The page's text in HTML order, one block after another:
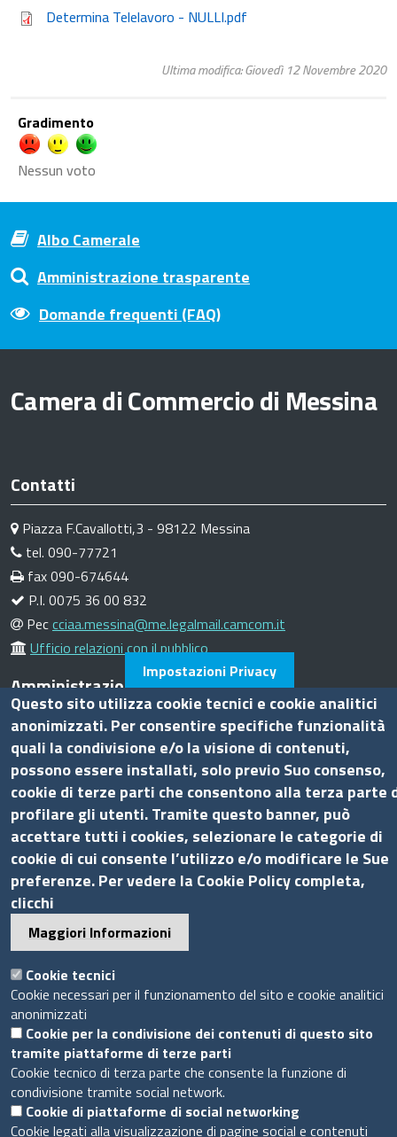
Determina Telelavoro - NULLI.pdf
Ultima modifica: Giovedì 12 Novembre 2020
Gradimento
Nessun voto
Albo Camerale
Amministrazione trasparente
Domande frequenti (FAQ)
Camera di Commercio di Messina
Contatti
Piazza F.Cavallotti,3 - 98122 Messina
tel. 090-77721
fax 090-674644
P.I. 0075 36 00 832
Peccciaa.messina@me.legalmail.camcom.it
Ufficio relazioni con il pubblico
Amministrazione trasparente
Bandi di gara
Bilanci
Concorsi e selezioni
Procedimenti
Provvedimenti
Seguici su
Sito web
Accesso riservato
Mappa del sito
Piè
di
Privacy e GDPR
Cookie
© 2020 Camera di Commercio di Messina
Impostazioni Privacy
Questo sito utilizza cookie tecnici e cookie analitici
anonimizzati. Per consentire specifiche funzionalità
quali la condivisione e/o la visione di contenuti,
possono essere installati, solo previo Suo consenso,
cookie di terze parti che consentono alla terza parte
profilare gli utenti. Tramite questo banner, può
accettare tutti i cookies, selezionare le categorie di
cookie di cui consente l’utilizzo e/o modificare le Sue
preferenze. Per vedere la Cookie Policy completa,
clicchi
Maggiori Informazioni
Cookie tecnici
Cookie necessari per il funzionamento del sito e cookie analitici
anonimizzati
Cookie per la condivisione dei contenuti di questo sito
tramite piattaforme di terze parti
Cookie tecnico di terza parte che consente la funzione di
condivisione tramite social network.
Cookie di piattaforme di social networking
Cookie legati alla visualizzazione di pagine social e contenuti